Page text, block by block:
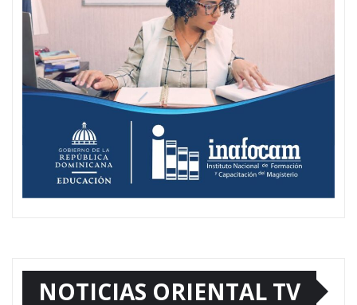
NOTICIAS ORIENTAL TV